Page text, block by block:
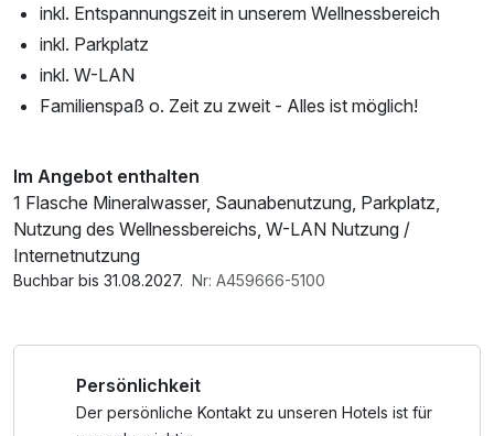
inkl. Entspannungszeit in unserem Wellnessbereich
inkl. Parkplatz
inkl. W-LAN
Familienspaß o. Zeit zu zweit - Alles ist möglich!
Im Angebot enthalten
1 Flasche Mineralwasser, Saunabenutzung, Parkplatz,
Nutzung des Wellnessbereichs, W-LAN Nutzung /
Internetnutzung
Buchbar bis 31.08.2027. Nr: A459666-5100
Persönlichkeit
Der persönliche Kontakt zu unseren Hotels ist für